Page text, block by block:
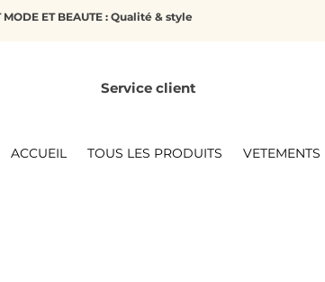
MODE ET BEAUTE : Qualité & style
Service client
ACCUEIL TOUS LES PRODUITS VETEMENTS